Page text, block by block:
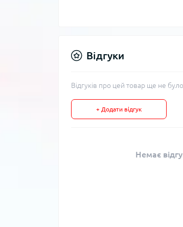
Відгуки
Відгуків про цей товар ще не
+ Додати відгук
Немає